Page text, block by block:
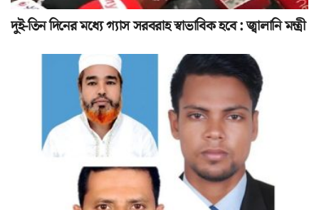
দুই-তিন দিনের মধ্যে গ্যাস সরবরাহ স্বাভাবিক হবে : জ্বালানি মন্ত্রী